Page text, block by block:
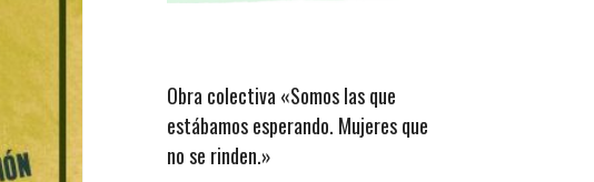
Obra colectiva «Somos las que
estábamos esperando. Mujeres que
no se rinden.»